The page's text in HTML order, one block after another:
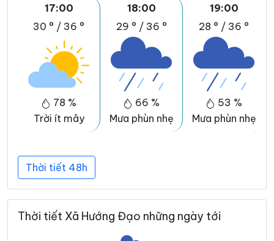
17:00
30 ° / 36 °
78 %
Trời ít mây
18:00
29 ° / 36 °
66 %
Mưa phùn nhẹ
19:00
28 ° / 36 °
53 %
Mưa phùn nhẹ
Thời tiết 48h
Thời tiết Xã Hướng Đạo những ngày tới